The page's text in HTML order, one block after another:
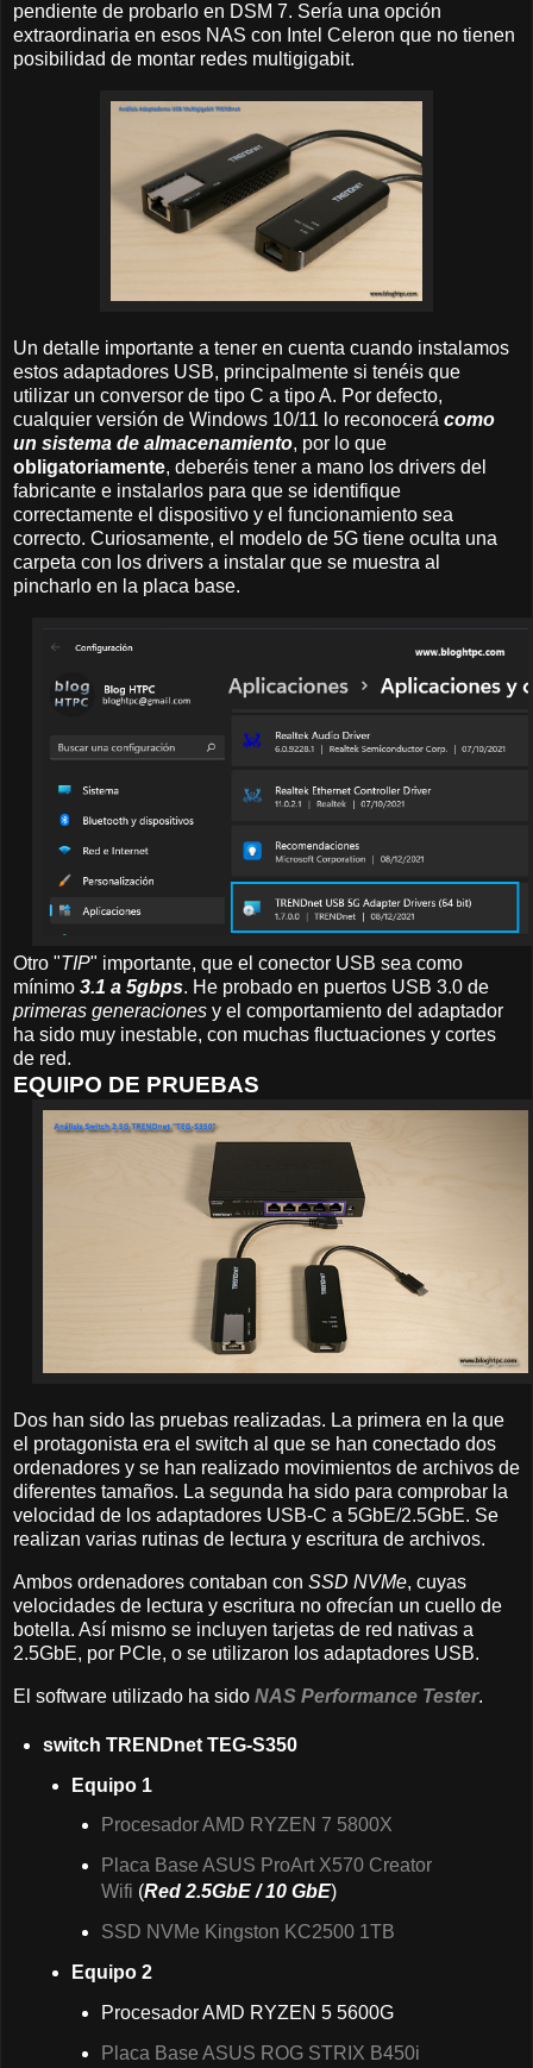
pendiente de probarlo en DSM 7. Sería una opción
extraordinaria en esos NAS con Intel Celeron que no tienen
posibilidad de montar redes multigigabit.
Un detalle importante a tener en cuenta cuando instalamos
estos adaptadores USB, principalmente si tenéis que
utilizar un conversor de tipo C a tipo A. Por defecto,
cualquier versión de Windows 10/11 lo reconocerá como
un sistema de almacenamiento, por lo que
obligatoriamente, deberéis tener a mano los drivers del
fabricante e instalarlos para que se identifique
correctamente el dispositivo y el funcionamiento sea
correcto. Curiosamente, el modelo de 5G tiene oculta una
carpeta con los drivers a instalar que se muestra al
pincharlo en la placa base.
Otro "TIP" importante, que el conector USB sea como
mínimo 3.1 a 5gbps. He probado en puertos USB 3.0 de
primeras generaciones y el comportamiento del adaptador
ha sido muy inestable, con muchas fluctuaciones y cortes
de red.
EQUIPO DE PRUEBAS
Dos han sido las pruebas realizadas. La primera en la que
el protagonista era el switch al que se han conectado dos
ordenadores y se han realizado movimientos de archivos de
diferentes tamaños. La segunda ha sido para comprobar la
velocidad de los adaptadores USB-C a 5GbE/2.5GbE. Se
realizan varias rutinas de lectura y escritura de archivos.
Ambos ordenadores contaban con SSD NVMe, cuyas
velocidades de lectura y escritura no ofrecían un cuello de
botella. Así mismo se incluyen tarjetas de red nativas a
2.5GbE, por PCIe, o se utilizaron los adaptadores USB.
El software utilizado ha sido NAS Performance Tester.
switch TRENDnet TEG-S350
Equipo 1
Procesador AMD RYZEN 7 5800X
Placa Base ASUS ProArt X570 Creator
Wifi (Red 2.5GbE / 10 GbE)
SSD NVMe Kingston KC2500 1TB
Equipo 2
Procesador AMD RYZEN 5 5600G
Placa Base ASUS ROG STRIX B450i